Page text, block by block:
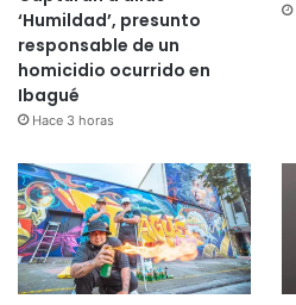
‘Humildad’, presunto
responsable de un
homicidio ocurrido en
Ibagué
Hace 3 horas